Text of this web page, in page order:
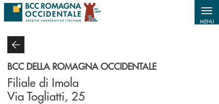
Salta al contenuto principale
MENU
BCC DELLA ROMAGNA OCCIDENTALE
Filiale di Imola
Via Togliatti, 25